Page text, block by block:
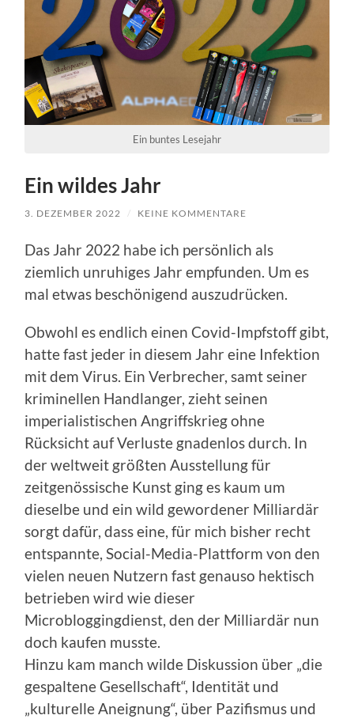
Ein buntes Lesejahr
Ein wildes Jahr
3. DEZEMBER 2022 / KEINE KOMMENTARE
Das Jahr 2022 habe ich persönlich als
ziemlich unruhiges Jahr empfunden. Um es
mal etwas beschönigend auszudrücken.
Obwohl es endlich einen Covid-Impfstoff gibt,
hatte fast jeder in diesem Jahr eine Infektion
mit dem Virus. Ein Verbrecher, samt seiner
kriminellen Handlanger, zieht seinen
imperialistischen Angriffskrieg ohne
Rücksicht auf Verluste gnadenlos durch. In
der weltweit größten Ausstellung für
zeitgenössische Kunst ging es kaum um
dieselbe und ein wild gewordener Milliardär
sorgt dafür, dass eine, für mich bisher recht
entspannte, Social-Media-Plattform von den
vielen neuen Nutzern fast genauso hektisch
betrieben wird wie dieser
Microbloggingdienst, den der Milliardär nun
doch kaufen musste.
Hinzu kam manch wilde Diskussion über „die
gespaltene Gesellschaft“, Identität und
„kulturelle Aneignung“, über Pazifismus und